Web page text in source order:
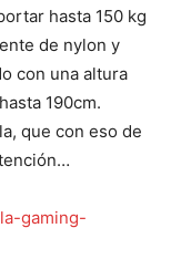
hasta 150 kg
de nylon y
con una altura
190cm.
que con eso de
gaming-